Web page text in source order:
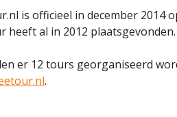
is officieel in december 2014
heeft al in 2012 plaatsgevonden.
er 12 tours georganiseerd
.